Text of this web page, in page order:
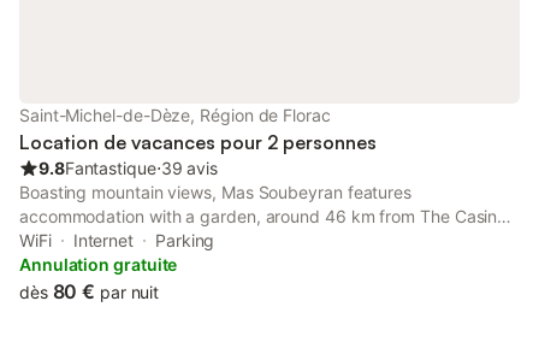
Saint-Michel-de-Dèze, Région de Florac
Location de vacances pour 2 personnes
9.8Fantastique⋅39 avis
Boasting mountain views, Mas Soubeyran features
accommodation with a garden, around 46 km from The Casino
Fumades les Bains. This property offers access to a terrace,
free private parking and free WiFi.
WiFi Internet
Parking
Annulation gratuite
dès 80 € par nuit